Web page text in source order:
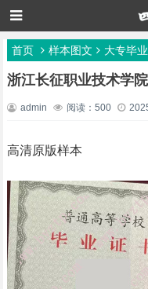
首页 样本图文 大专毕
浙江长征职业技术学
admin 阅读：500
高清原版样本